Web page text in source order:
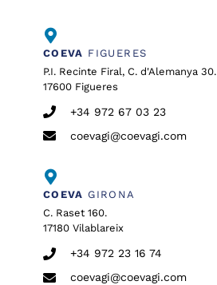
COEVA FIGUERES
P.I. Recinte Firal, C. d'Alemanya 30.
17600 Figueres
+34 972 67 03 23
coevagi@coevagi.com
COEVA GIRONA
C. Raset 160.
17180 Vilablareix
+34 972 23 16 74
coevagi@coevagi.com